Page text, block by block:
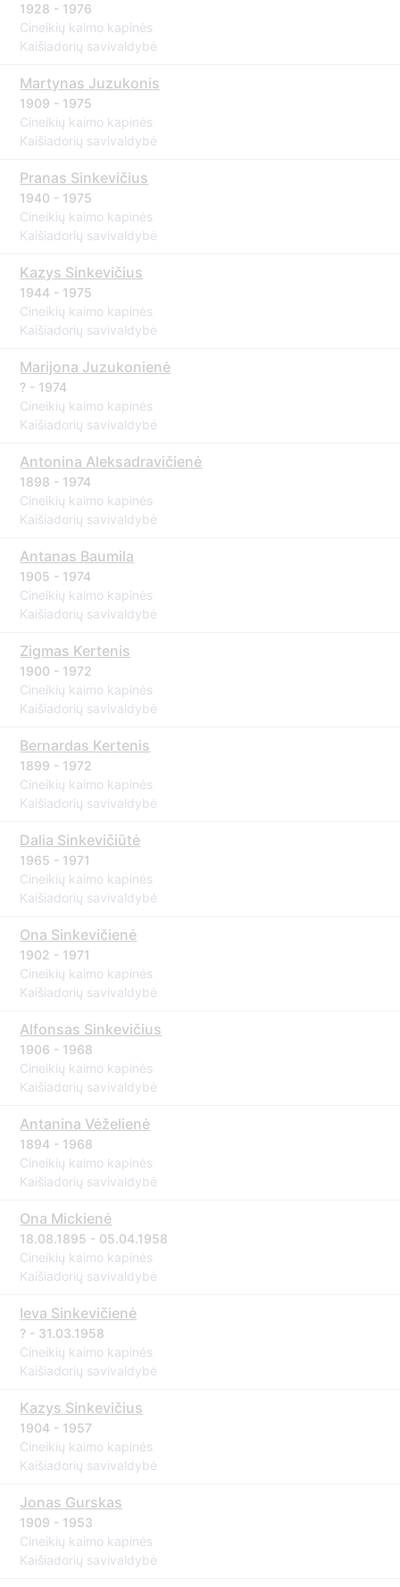
1928 - 1976
Cineikių kaimo kapinės
Kaišiadorių savivaldybė
Martynas Juzukonis
1909 - 1975
Cineikių kaimo kapinės
Kaišiadorių savivaldybė
Pranas Sinkevičius
1940 - 1975
Cineikių kaimo kapinės
Kaišiadorių savivaldybė
Kazys Sinkevičius
1944 - 1975
Cineikių kaimo kapinės
Kaišiadorių savivaldybė
Marijona Juzukonienė
? - 1974
Cineikių kaimo kapinės
Kaišiadorių savivaldybė
Antonina Aleksadravičienė
1898 - 1974
Cineikių kaimo kapinės
Kaišiadorių savivaldybė
Antanas Baumila
1905 - 1974
Cineikių kaimo kapinės
Kaišiadorių savivaldybė
Zigmas Kertenis
1900 - 1972
Cineikių kaimo kapinės
Kaišiadorių savivaldybė
Bernardas Kertenis
1899 - 1972
Cineikių kaimo kapinės
Kaišiadorių savivaldybė
Dalia Sinkevičiūtė
1965 - 1971
Cineikių kaimo kapinės
Kaišiadorių savivaldybė
Ona Sinkevičienė
1902 - 1971
Cineikių kaimo kapinės
Kaišiadorių savivaldybė
Alfonsas Sinkevičius
1906 - 1968
Cineikių kaimo kapinės
Kaišiadorių savivaldybė
Antanina Vėželienė
1894 - 1968
Cineikių kaimo kapinės
Kaišiadorių savivaldybė
Ona Mickienė
18.08.1895 - 05.04.1958
Cineikių kaimo kapinės
Kaišiadorių savivaldybė
Ieva Sinkevičienė
? - 31.03.1958
Cineikių kaimo kapinės
Kaišiadorių savivaldybė
Kazys Sinkevičius
1904 - 1957
Cineikių kaimo kapinės
Kaišiadorių savivaldybė
Jonas Gurskas
1909 - 1953
Cineikių kaimo kapinės
Kaišiadorių savivaldybė